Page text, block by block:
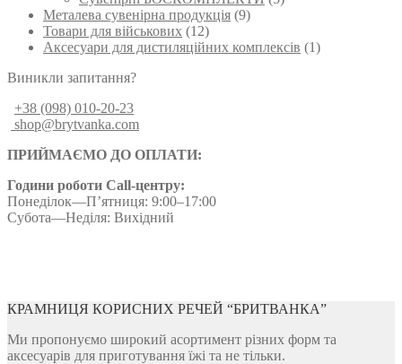
Металева сувенірна продукція (9)
Товари для військових (12)
Аксесуари для дистиляційних комплексів (1)
Виникли запитання?
+38 (098) 010-20-23
shop@brytvanka.com
ПРИЙМАЄМО ДО ОПЛАТИ:
Години роботи Call-центру:
Понеділок—П’ятниця: 9:00–17:00
Субота—Неділя: Вихідний
КРАМНИЦЯ КОРИСНИХ РЕЧЕЙ “БРИТВАНКА”
Ми пропонуємо широкий асортимент різних форм та
аксесуарів для приготування їжі та не тільки.